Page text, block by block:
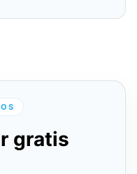
gratis